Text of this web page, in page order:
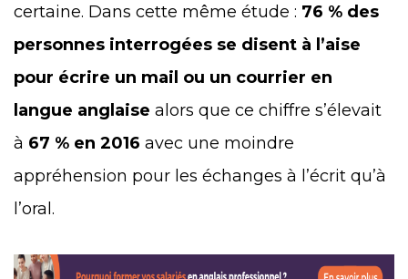
certaine. Dans cette même étude : 76 % des
personnes interrogées se disent à l’aise
pour écrire un mail ou un courrier en
langue anglaise alors que ce chiffre s’élevait
à 67 % en 2016 avec une moindre
appréhension pour les échanges à l’écrit qu’à
l’oral.